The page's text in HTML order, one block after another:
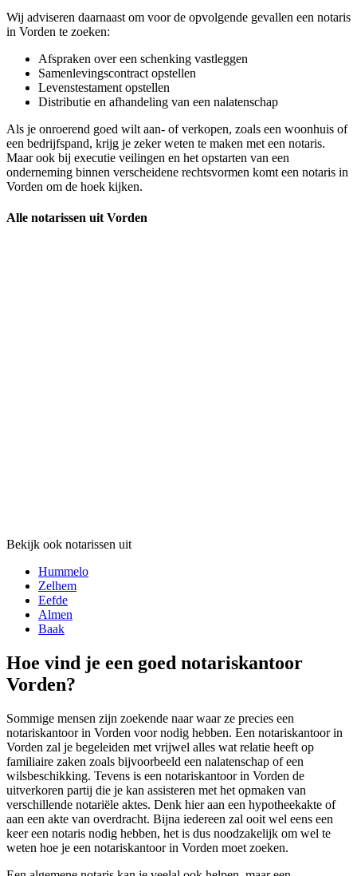
Wij adviseren daarnaast om voor de opvolgende gevallen een notaris
in Vorden te zoeken:
Afspraken over een schenking vastleggen
Samenlevingscontract opstellen
Levenstestament opstellen
Distributie en afhandeling van een nalatenschap
Als je onroerend goed wilt aan- of verkopen, zoals een woonhuis of
een bedrijfspand, krijg je zeker weten te maken met een notaris.
Maar ook bij executie veilingen en het opstarten van een
onderneming binnen verscheidene rechtsvormen komt een notaris in
Vorden om de hoek kijken.
Alle notarissen uit Vorden
Bekijk ook notarissen uit
Hummelo
Zelhem
Eefde
Almen
Baak
Hoe vind je een goed notariskantoor
Vorden?
Sommige mensen zijn zoekende naar waar ze precies een
notariskantoor in Vorden voor nodig hebben. Een notariskantoor in
Vorden zal je begeleiden met vrijwel alles wat relatie heeft op
familiaire zaken zoals bijvoorbeeld een nalatenschap of een
wilsbeschikking. Tevens is een notariskantoor in Vorden de
uitverkoren partij die je kan assisteren met het opmaken van
verschillende notariële aktes. Denk hier aan een hypotheekakte of
aan een akte van overdracht. Bijna iedereen zal ooit wel eens een
keer een notaris nodig hebben, het is dus noodzakelijk om wel te
weten hoe je een notariskantoor in Vorden moet zoeken.